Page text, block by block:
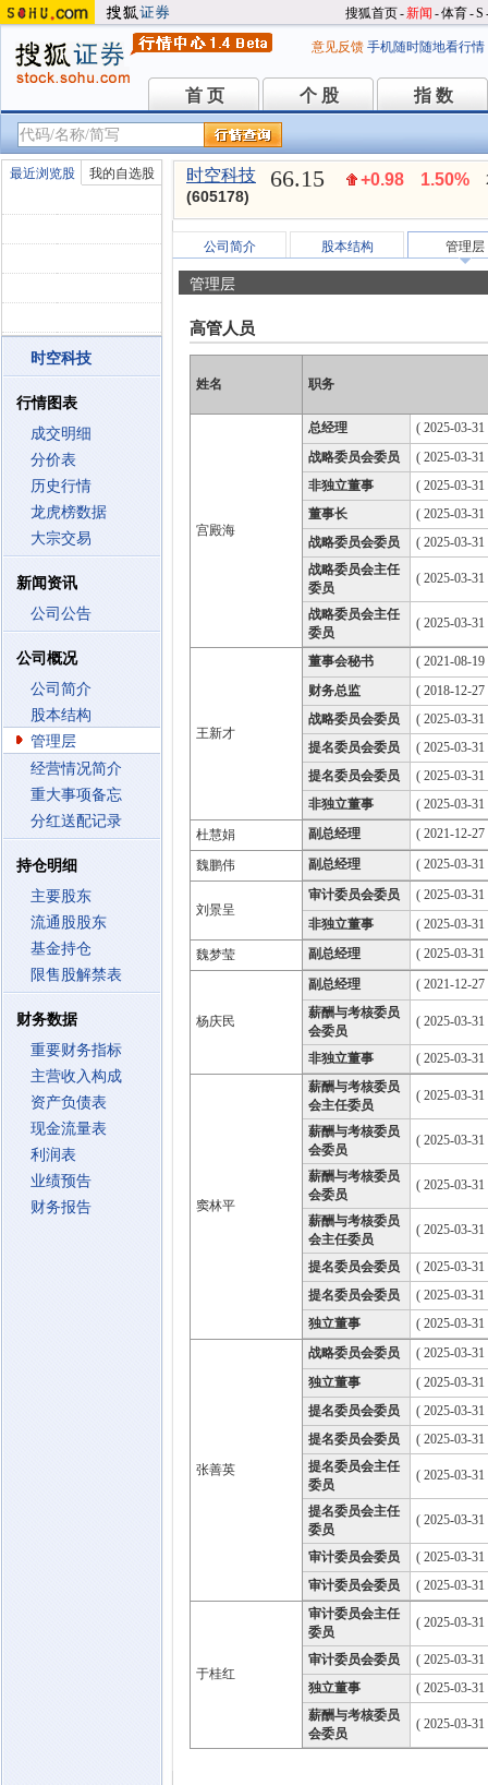
搜狐首页-新闻 -体育-S
意见反馈 手机随时随地看行情
首 页
首 页 个 股
个 股 指 数
指 数
最近浏览股 我的自选股
时空科技
行情图表
成交明细
分价表
历史行情
龙虎榜数据
大宗交易
新闻资讯
公司公告
公司概况
公司简介
股本结构
管理层
经营情况简介
重大事项备忘
分红送配记录
持仓明细
主要股东
流通股股东
基金持仓
限售股解禁表
财务数据
重要财务指标
主营收入构成
资产负债表
现金流量表
利润表
业绩预告
财务报告
时空科技
(605178)
66.15 +0.98 1.50%
公司简介 股本结构 管理层
管理层
高管人员
姓名 职务
宫殿海
总经理
( 2025-03-
战略委员会委员
( 2025-03-
非独立董事
( 2025-03-
董事长
( 2025-03-
战略委员会委员
( 2025-03-
战略委员会主任
委员
( 2025-03-
战略委员会主任
委员
( 2025-03-
王新才
董事会秘书
( 2021-08-
财务总监
( 2018-12-
战略委员会委员
( 2025-03-
提名委员会委员
( 2025-03-
提名委员会委员
( 2025-03-
非独立董事
( 2025-03-
杜慧娟
副总经理 ( 2021-12-
魏鹏伟 副总经理 ( 2025-03-
刘景呈
审计委员会委员
( 2025-03-
非独立董事
( 2025-03-
魏梦莹
副总经理 ( 2025-03-
杨庆民
副总经理
( 2021-12-
薪酬与考核委员
会委员
( 2025-03-
非独立董事 ( 2025-03-
窦林平
薪酬与考核委员
会主任委员
( 2025-03-
薪酬与考核委员
会委员
( 2025-03-
薪酬与考核委员
会委员
( 2025-03-
薪酬与考核委员
会主任委员
( 2025-03-
提名委员会委员
( 2025-03-
提名委员会委员
( 2025-03-
独立董事
( 2025-03-
张善英
战略委员会委员
( 2025-03-
独立董事
( 2025-03-
提名委员会委员
( 2025-03-
提名委员会委员
( 2025-03-
提名委员会主任
委员
( 2025-03-
提名委员会主任
委员
( 2025-03-
审计委员会委员
( 2025-03-
审计委员会委员
( 2025-03-
于桂红
审计委员会主任
委员
( 2025-03-
审计委员会委员
( 2025-03-
独立董事
( 2025-03-
薪酬与考核委员
会委员
( 2025-03-